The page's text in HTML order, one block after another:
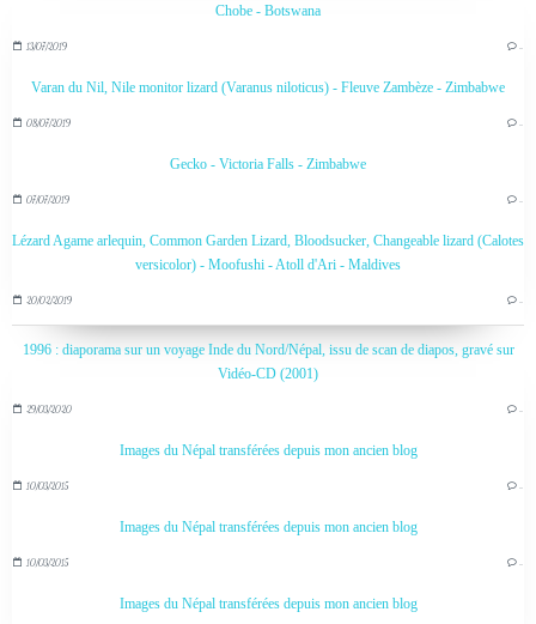
Chobe - Botswana
13/07/2019
Varan du Nil, Nile monitor lizard (Varanus niloticus) - Fleuve Zambèze - Zimbabwe
08/07/2019
Gecko - Victoria Falls - Zimbabwe
07/07/2019
Lézard Agame arlequin, Common Garden Lizard, Bloodsucker, Changeable lizard (Calotes
versicolor) - Moofushi - Atoll d'Ari - Maldives
20/02/2019
1996 : diaporama sur un voyage Inde du Nord/Népal, issu de scan de diapos, gravé sur
Vidéo-CD (2001)
29/03/2020
Images du Népal transférées depuis mon ancien blog
10/03/2015
Images du Népal transférées depuis mon ancien blog
10/03/2015
Images du Népal transférées depuis mon ancien blog